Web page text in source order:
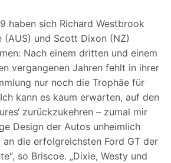
haben sich Richard Westbrook
(AUS) und Scott Dixon (NZ)
Nach einem dritten und einem
vergangenen Jahren fehlt in ihrer
nur noch die Trophäe für
kann es kaum erwarten, auf den
zurückzukehren – zumal mir
Design der Autos unheimlich
die erfolgreichsten Ford GT der
so Briscoe. „Dixie, Westy und